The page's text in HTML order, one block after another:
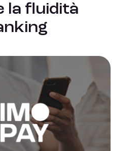
la fluidità